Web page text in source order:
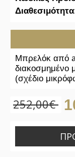
Μπρελόκ από
διακοσμημένο
(σχέδιο
252,00€